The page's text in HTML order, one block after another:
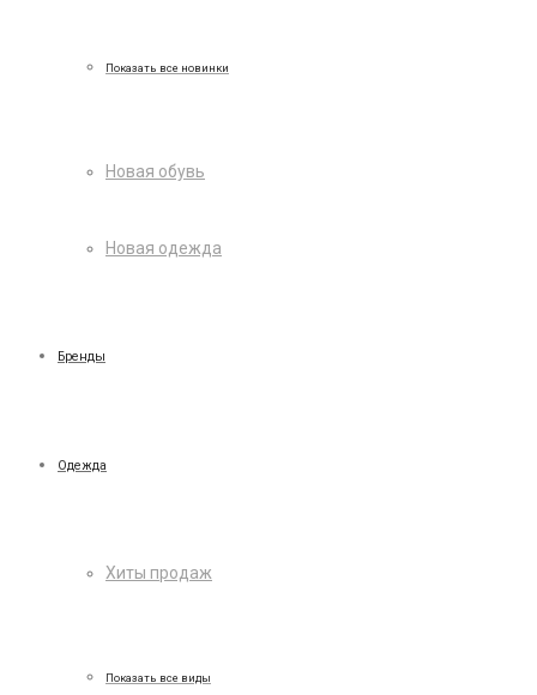
Показать все новинки
Новая обувь
Новая одежда
Бренды
Одежда
Хиты продаж
Показать все виды